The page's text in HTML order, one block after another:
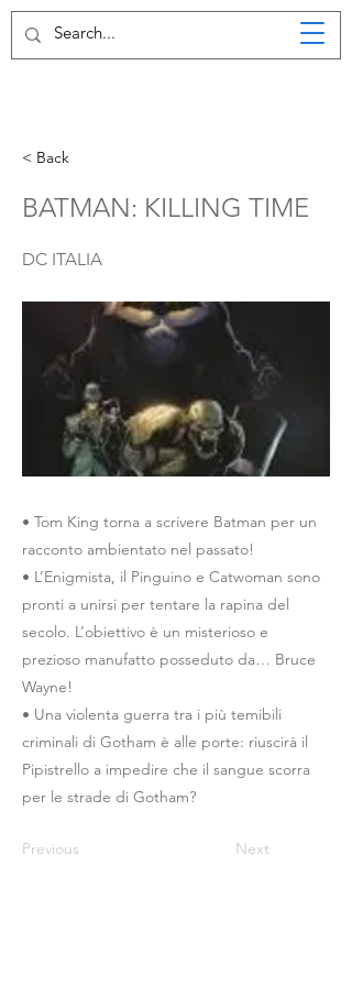
< Back
BATMAN: KILLING TIME
DC ITALIA
• Tom King torna a scrivere Batman per un
racconto ambientato nel passato!
• L’Enigmista, il Pinguino e Catwoman sono
pronti a unirsi per tentare la rapina del
secolo. L’obiettivo è un misterioso e
prezioso manufatto posseduto da… Bruce
Wayne!
• Una violenta guerra tra i più temibili
criminali di Gotham è alle porte: riuscirà il
Pipistrello a impedire che il sangue scorra
per le strade di Gotham?
Previous Next